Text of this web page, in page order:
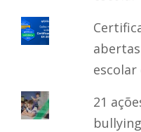
escolar
21